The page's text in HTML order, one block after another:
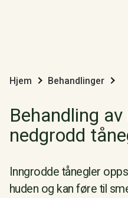
Hjem Behandlinger
Behandling
nedgrodd
Inngrodde tånegler
huden og kan føre til